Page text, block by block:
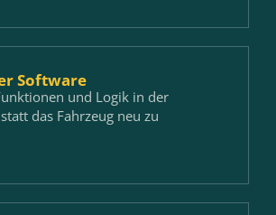
Software
und Logik in der
das Fahrzeug neu zu